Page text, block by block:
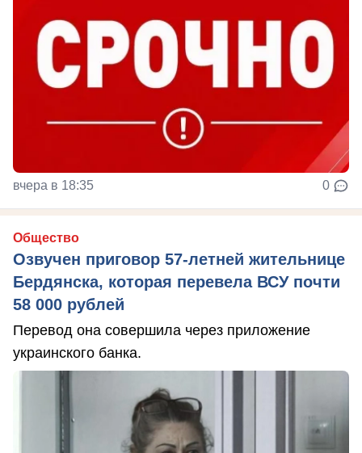
вчера в 18:35 0
Общество
Озвучен приговор 57-летней жительнице
Бердянска, которая перевела ВСУ почти
58 000 рублей
Перевод она совершила через приложение
украинского банка.